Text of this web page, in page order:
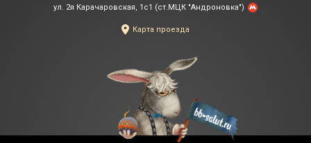
ул. 2я Карачаровская, 1с1 (ст.МЦК "Андроновка")
Карта проезда